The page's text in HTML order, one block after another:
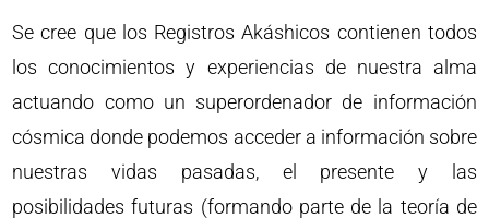
Se cree que los Registros Akáshicos contienen todos
los conocimientos y experiencias de nuestra alma
actuando como un superordenador de información
cósmica donde podemos acceder a información sobre
nuestras vidas pasadas, el presente y las
posibilidades futuras (formando parte de la teoría de